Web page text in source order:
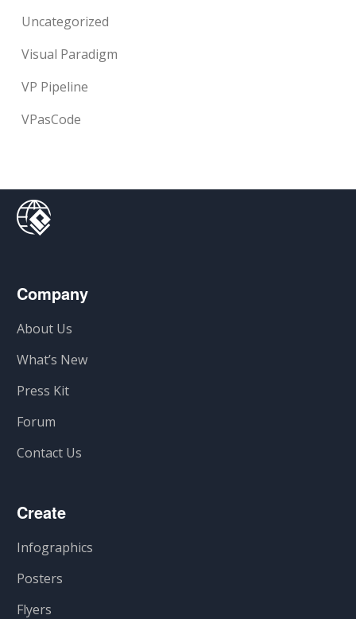
Uncategorized
Visual Paradigm
VP Pipeline
VPasCode
Company
About Us
What’s New
Press Kit
Forum
Contact Us
Create
Infographics
Posters
Flyers